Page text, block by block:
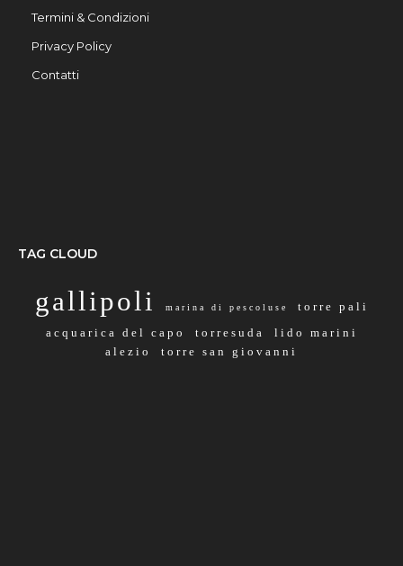
Termini & Condizioni
Privacy Policy
Contatti
TAG CLOUD
gallipoli marina di pescoluse
torre pali
acquarica del capo
torresuda
lido marini
alezio
torre san giovanni